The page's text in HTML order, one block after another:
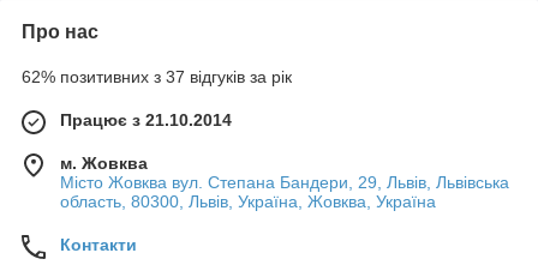
Про нас
62% позитивних з 37 відгуків за рік
Працює з 21.10.2014
м. Жовква
Місто Жовква вул. Степана Бандери, 29, Львів, Львівська
область, 80300, Львів, Україна, Жовква, Україна
Контакти